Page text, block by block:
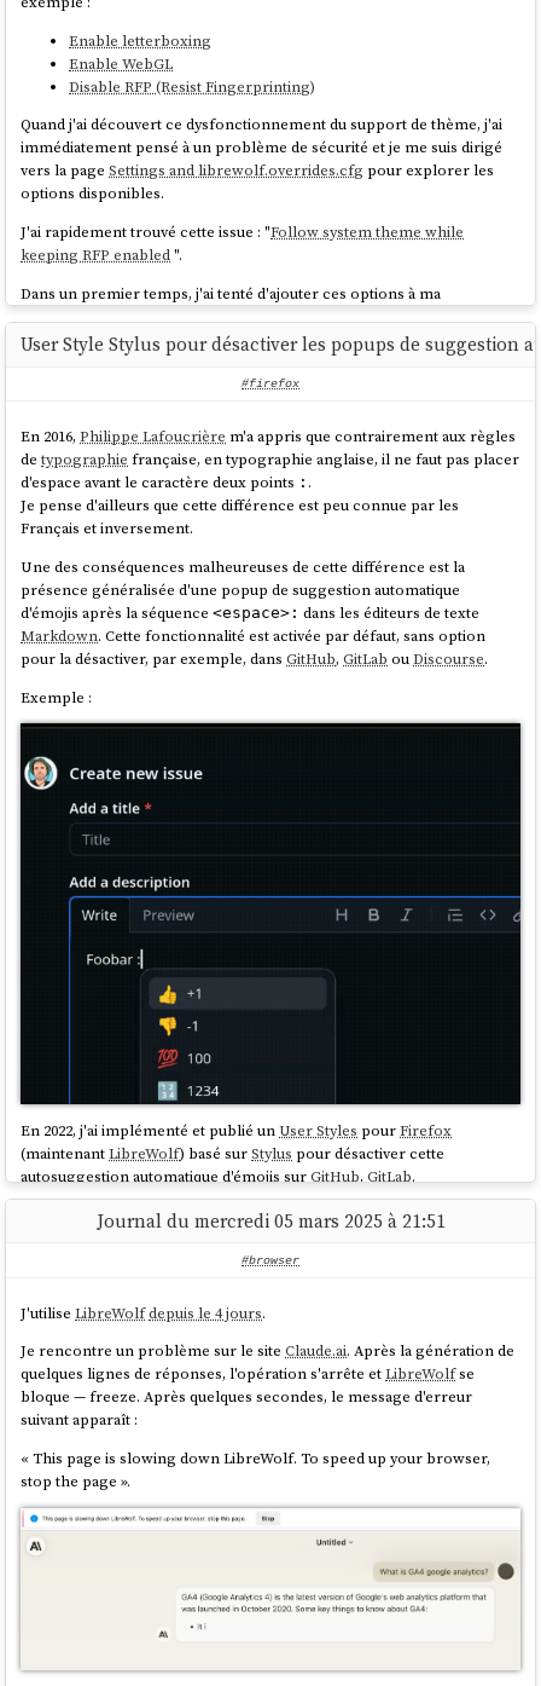
Enable letterboxing
Enable WebGL
Disable RFP (Resist Fingerprinting)
Quand j'ai découvert ce dysfonctionnement du support de thème, j'ai
immédiatement pensé à un problème de sécurité et je me suis dirigé
vers la pageSettings and librewolf.overrides.cfg pour explorer les
options disponibles.
J'ai rapidement trouvé cette issue : "Follow system theme while
keeping RFP enabled".
Dans un premier temps, j'ai tenté d'ajouter ces options à ma
d", true)
Cela n'a pas fonctionné, le navigateur ignore ces paramètres. Il me
semble que privacy.fingerprintingProtectionest
automatiquement remis à
J'ai ensuite appliqué la configuration suivante :
pref("privacy.fingerprintingProtection.overrid
Cette configuration a bien été prise en compte, mais ce changement
n'a pas résolu le dysfonctionnement.
Ensuite, dans la pageabout:config
qu'en définissant le paramètre
, l'adaptation automatique des sites au thème du système fonctionnait
de nouveau.
Cependant, ce paramètre revenait systématiquement à
redémarrage deLibreWolf.
Après quelques minutes de recherche, j'ai réalisé que c'était le thème
"Sombre" de mon navigateur qui forçait automatiquement
browser.theme.content-theme
. En passant au thème "Thème
système - auto", le problème était résolu 🤦‍♂️.
Je pensais que le thème du navigateur se limitait à personnaliser le
chrome du navigateur, pas l'affichage des sites web en plus.
User Style Stylus pour désactiver les popups de suggestion
#firefox
En 2016,Philippe Lafoucrière m'a appris que contrairement aux règles
detypographie française, en typographie anglaise, il ne faut pas placer
d'espace avant le caractère deux points : .
Je pense d'ailleurs que cette différence est peu connue par les
Français et inversement.
Une des conséquences malheureuses de cette différence est la
présence généralisée d'une popup de suggestion automatique
d'émojis après la séquence<espace>: dans les éditeurs de texte
Markdown. Cette fonctionnalité est activée par défaut, sans option
pour la désactiver, par exemple, dansGitHub,GitLab ouDiscourse.
Exemple :
En 2022, j'ai implémenté et publié unUser Styles pourFirefox
(maintenantLibreWolf) basé surStylus pour désactiver cette
autosuggestion automatique d'émojis surGitHub,GitLab.
Je viens d'ajouter une règle pourDiscourse.
Stylus(le fichier
@-moz-document regexp("http.*gitlab.*") {
        display: none !important;
    }
}
    [class^="AutocompleteSuggestions"] {
        display: none !important;
        visibility: hidden !important;
@-moz-document regexp(".*discourse.*"),
regexp(".*discussion.*") {
        display: none !important;
Journal du mercredi 05 mars 2025 à 21:51
#browser
J'utiliseLibreWolfdepuis le 4 jours.
Je rencontre un problème sur le siteClaude.ai. Après la génération de
quelques lignes de réponses, l'opération s'arrête etLibreWolfse
bloque — freeze. Après quelques secondes, le message d'erreur
suivant apparaît :
« This page is slowing down LibreWolf. To speed up your browser,
stop the page ».